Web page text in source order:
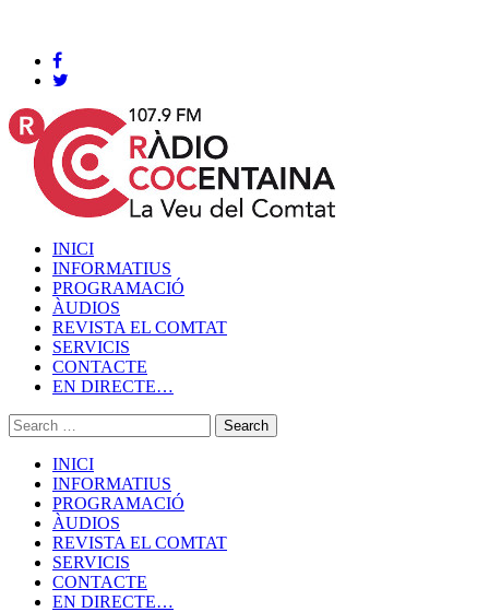
INICI
INFORMATIUS
PROGRAMACIÓ
ÀUDIOS
REVISTA EL COMTAT
SERVICIS
CONTACTE
EN DIRECTE…
INICI
INFORMATIUS
PROGRAMACIÓ
ÀUDIOS
REVISTA EL COMTAT
SERVICIS
CONTACTE
EN DIRECTE…